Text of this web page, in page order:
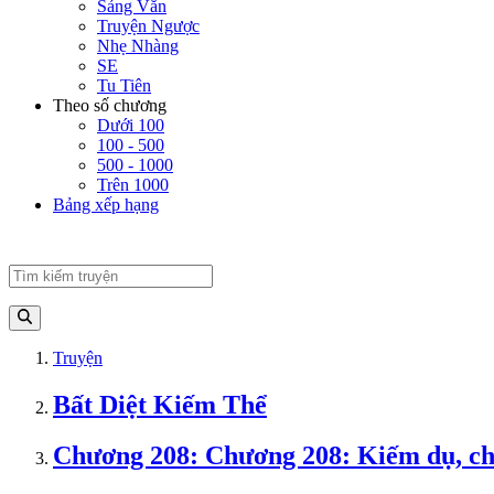
Sảng Văn
Truyện Ngược
Nhẹ Nhàng
SE
Tu Tiên
Theo số chương
Dưới 100
100 - 500
500 - 1000
Trên 1000
Bảng xếp hạng
Truyện
Bất Diệt Kiếm Thể
Chương 208: Chương 208: Kiếm dụ,